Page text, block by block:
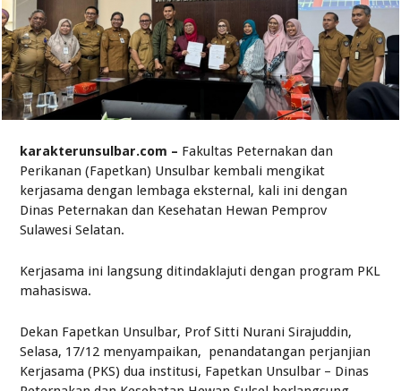
karakterunsulbar.com – Fakultas Peternakan dan
Perikanan (Fapetkan) Unsulbar kembali mengikat
kerjasama dengan lembaga eksternal, kali ini dengan
Dinas Peternakan dan Kesehatan Hewan Pemprov
Sulawesi Selatan.
Kerjasama ini langsung ditindaklajuti dengan program PKL
mahasiswa.
Dekan Fapetkan Unsulbar, Prof Sitti Nurani Sirajuddin,
Selasa, 17/12 menyampaikan, penandatangan perjanjian
Kerjasama (PKS) dua institusi, Fapetkan Unsulbar – Dinas